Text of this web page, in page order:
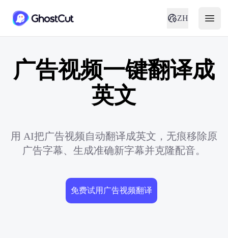
ZH
广告视频一键翻译成
英文
用 AI把广告视频自动翻译成英文，无痕移除原
广告字幕、生成准确新字幕并克隆配音。
免费试用广告视频翻译